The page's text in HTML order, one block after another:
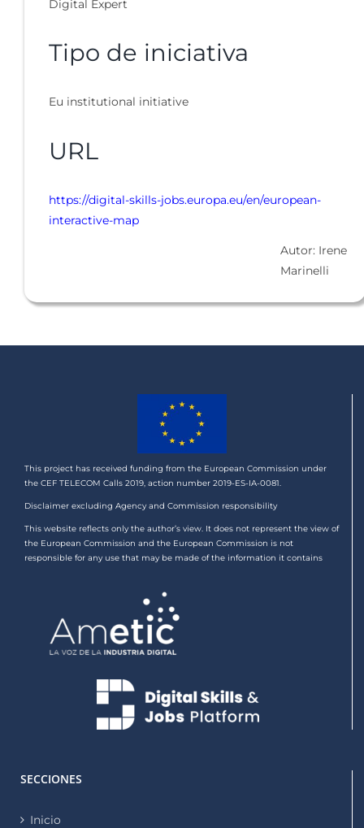
Digital Expert
Tipo de iniciativa
Eu institutional initiative
URL
https://digital-skills-jobs.europa.eu/en/european-
interactive-map
Autor: Irene
Marinelli
This project has received funding from the European Commission under
the CEF TELECOM Calls 2019, action number 2019-ES-IA-0081.
Disclaimer excluding Agency and Commission responsibility
This website reflects only the author’s view. It does not represent the view of
the European Commission and the European Commission is not
responsible for any use that may be made of the information it contains
SECCIONES
Inicio